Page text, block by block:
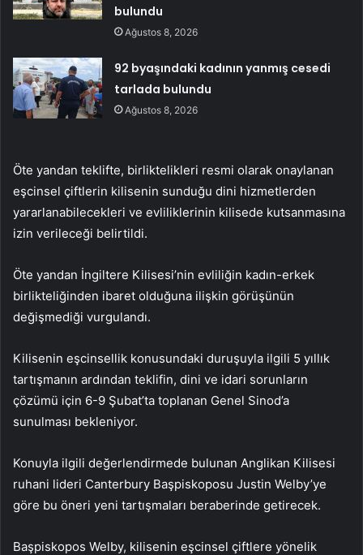
bulundu
Ağustos 8, 2026
92 byaşındaki kadının yanmış cesedi
tarlada bulundu
Ağustos 8, 2026
Öte yandan teklifte, birliktelikleri resmi olarak onaylanan
eşcinsel çiftlerin kilisenin sunduğu dini hizmetlerden
yararlanabilecekleri ve evliliklerinin kilisede kutsanmasına
izin verileceği belirtildi.
Öte yandan İngiltere Kilisesi’nin evliliğin kadın-erkek
birlikteliğinden ibaret olduğuna ilişkin görüşünün
değişmediği vurgulandı.
Kilisenin eşcinsellik konusundaki duruşuyla ilgili 5 yıllık
tartışmanın ardından teklifin, dini ve idari sorunların
çözümü için 6-9 Şubat’ta toplanan Genel Sinod’a
sunulması bekleniyor.
Konuyla ilgili değerlendirmede bulunan Anglikan Kilisesi
ruhani lideri Canterbury Başpiskoposu Justin Welby’ye
göre bu öneri yeni tartışmaları beraberinde getirecek.
Başpiskopos Welby, kilisenin eşcinsel çiftlere yönelik